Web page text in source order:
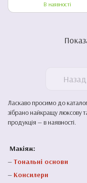
В наявності
Назад
Ласкаво просимо до
зібрано найкращу люксову
продукція — в наявності.
Макіяж:
—Тональні основи
— Консилери